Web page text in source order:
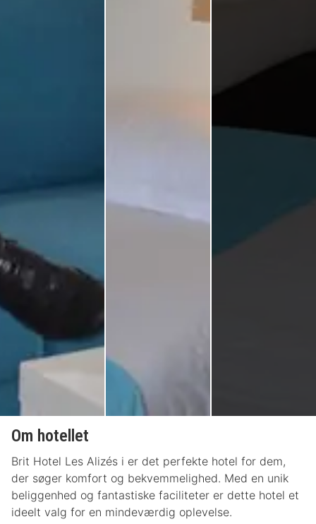
Om hotellet
Brit Hotel Les Alizés i er det perfekte hotel for dem,
der søger komfort og bekvemmelighed. Med en unik
beliggenhed og fantastiske faciliteter er dette hotel et
ideelt valg for en mindeværdig oplevelse.